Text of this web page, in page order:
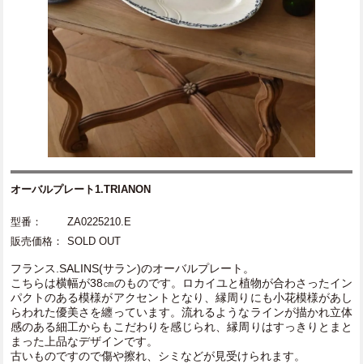
オーバルプレート1.TRIANON
型番：
ZA0225210.E
販売価格：
SOLD OUT
フランス.SALINS(サラン)のオーバルプレート。
こちらは横幅が38㎝のものです。ロカイユと植物が合わさったイン
パクトのある模様がアクセントとなり、縁周りにも小花模様があし
らわれた優美さを纏っています。流れるようなラインが描かれ立体
感のある細工からもこだわりを感じられ、縁周りはすっきりとまと
まった上品なデザインです。
古いものですので傷や擦れ、シミなどが見受けられます。